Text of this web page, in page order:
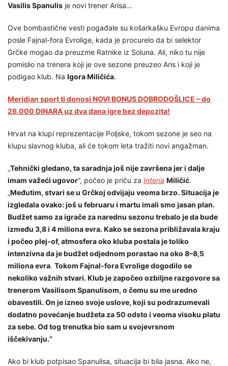
Vasilis Spanulis je novi trener Arisa…
Ove bombastične vesti pogađale su košarkašku Evropu danima
posle Fajnal-fora Evrolige, kada je procurelo da bi selektor
Grčke mogao da preuzme Ratnike iz Soluna. Ali, niko tu nije
pomislio na trenera koji je ove sezone preuzeo Aris i koji je
podigao klub. Na Igora Miličića.
Meridian sport ti donosi NOVI BONUS DOBRODOŠLICE – do
26.000 DINARA uz dva dana igre bez depozita!
Hrvat na klupi reprezentacije Poljske, tokom sezone je seo na
klupu slavnog kluba, ali će tokom leta tražiti novi angažman.
„Tehnički gledano, ta saradnja još nije završena jer i dalje
imam važeći ugovor“, počeo je priču za Interia Miličić.
„Međutim, stvari se u Grčkoj odvijaju veoma brzo. Situacija je
izgledala ovako: još u februaru i martu imali smo jasan plan.
Budžet samo za igrače za narednu sezonu trebalo je da bude
između 3,8 i 4 miliona evra. Kako se sezona približavala kraju
i počeo plej-of, atmosfera oko kluba postala je toliko
intenzivna da je budžet odjednom porastao na oko 8–8,5
miliona evra. Tokom Fajnal-fora Evrolige dogodilo se
nekoliko važnih stvari. Klub je započeo ozbiljne razgovore sa
trenerom Vasilisom Spanulisom, o čemu su me uredno
obavestili. On je izneo svoje uslove, koji su podrazumevali
dodatno povećanje budžeta za 50 odsto i veoma visoku platu
za sebe. Od tog trenutka bio sam u svojevrsnom
iščekivanju.“
Ako bi klub potpisao Spanulisa, situacija bi bila jasna. Ako ne,